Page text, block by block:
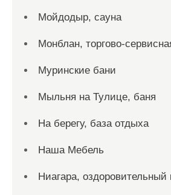
Мойдодыр, сауна
Монблан, торгово-
Муринские бани
Мыльня на Тулице, баня
На берегу, база отдыха
Наша Мебель
Ниагара, оздоровительный